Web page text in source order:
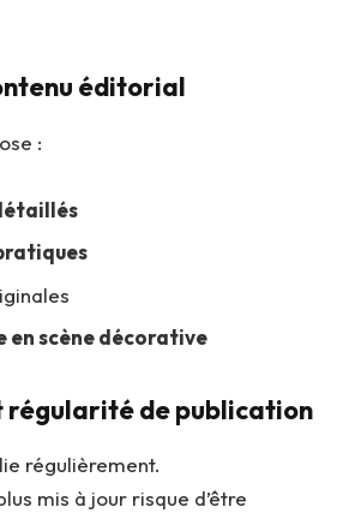
éditorial
:
en scène décorative
régularité de publication
régulièrement.
mis à jour risque d’être